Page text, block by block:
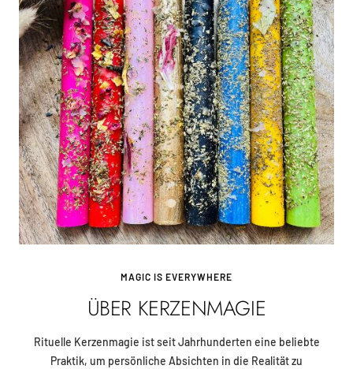
MAGIC IS EVERYWHERE
ÜBER KERZENMAGIE
Rituelle Kerzenmagie ist seit Jahrhunderten eine beliebte
Praktik, um persönliche Absichten in die Realität zu